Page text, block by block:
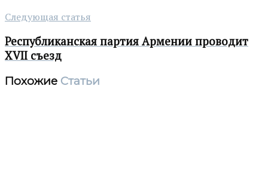
Следующая статья
Республиканская партия Армении проводит
XVII съезд
Похожие Статьи